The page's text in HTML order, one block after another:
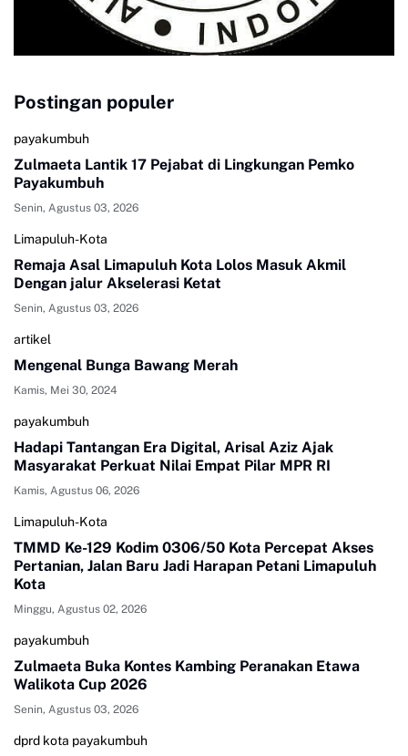
Postingan populer
payakumbuh
Zulmaeta Lantik 17 Pejabat di Lingkungan Pemko
Payakumbuh
Senin, Agustus 03, 2026
Limapuluh-Kota
Remaja Asal Limapuluh Kota Lolos Masuk Akmil
Dengan jalur Akselerasi Ketat
Senin, Agustus 03, 2026
artikel
Mengenal Bunga Bawang Merah
Kamis, Mei 30, 2024
payakumbuh
Hadapi Tantangan Era Digital, Arisal Aziz Ajak
Masyarakat Perkuat Nilai Empat Pilar MPR RI
Kamis, Agustus 06, 2026
Limapuluh-Kota
TMMD Ke-129 Kodim 0306/50 Kota Percepat Akses
Pertanian, Jalan Baru Jadi Harapan Petani Limapuluh
Kota
Minggu, Agustus 02, 2026
payakumbuh
Zulmaeta Buka Kontes Kambing Peranakan Etawa
Walikota Cup 2026
Senin, Agustus 03, 2026
dprd kota payakumbuh